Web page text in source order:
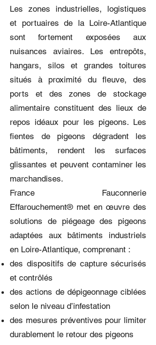
Les zones industrielles, logistiques
et portuaires de la Loire-Atlantique
sont fortement exposées aux
nuisances aviaires. Les entrepôts,
hangars, silos et grandes toitures
situés à proximité du fleuve, des
ports et des zones de stockage
alimentaire constituent des lieux de
repos idéaux pour les pigeons. Les
fientes de pigeons dégradent les
bâtiments, rendent les surfaces
glissantes et peuvent contaminer les
marchandises.
France Fauconnerie
Effarouchement® met en œuvre des
solutions de piégeage des pigeons
adaptées aux bâtiments industriels
en Loire-Atlantique, comprenant :
des dispositifs de capture sécurisés
et contrôlés
des actions de dépigeonnage ciblées
selon le niveau d’infestation
des mesures préventives pour limiter
durablement le retour des pigeons